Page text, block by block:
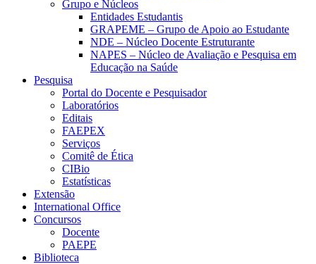
Grupo e Núcleos
Entidades Estudantis
GRAPEME – Grupo de Apoio ao Estudante
NDE – Núcleo Docente Estruturante
NAPES – Núcleo de Avaliação e Pesquisa em
Educação na Saúde
Pesquisa
Portal do Docente e Pesquisador
Laboratórios
Editais
FAEPEX
Serviços
Comitê de Ética
CIBio
Estatísticas
Extensão
International Office
Concursos
Docente
PAEPE
Biblioteca